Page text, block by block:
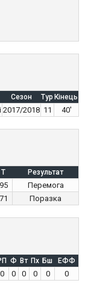
Сезон Тур Кінець
2017/2018 11 40'
T Результат
95
Перемога
71 Поразка
Ф Вт Пх Бш ЕФФ
0 0 0 0 0 0